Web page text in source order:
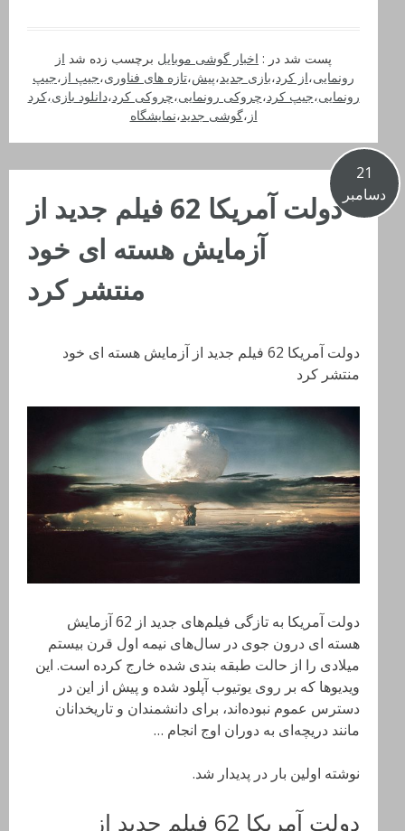
پست شد در : اخبار گوشی موبایل برچسب زده شداز
رونمایی ،از کرد ،بازی جدید،پیش ،تازه های فناوری،جیپ از، جیپ
رونمایی ،جیپ کرد،چروکی رونمایی ،چروکی کرد،دانلود بازی،کرد
از، گوشی جدید،نمایشگاه
21
دسامبر
دولت آمریکا 62 فیلم جدید از
آزمایش­‌ هسته‌­ ای خود
منتشر کرد
دولت آمریکا 62 فیلم جدید از آزمایش­‌ هسته‌­ ای خود
منتشر کرد
دولت آمریکا به تازگی فیلم‌های جدید از 62 آزمایش­‌
هسته‌­ ای درون جوی در سال­‌های نیمه اول قرن بیستم
میلادی را از حالت طبقه بندی شده خارج کرده است. این
ویدیوها که بر روی یوتیوب آپلود شده و پیش از این در
دسترس عموم نبوده‌­اند، برای دانشمندان و تاریخدانان
مانند دریچه‌­ای به دوران اوج انجام …
نوشته اولین بار در پدیدار شد.
دولت آمریکا 62 فیلم جدید از